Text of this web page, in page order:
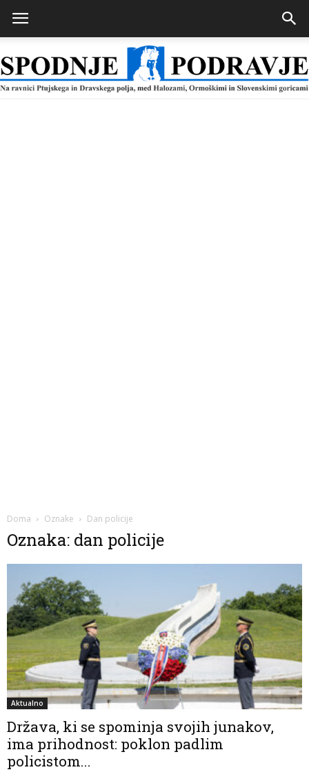
Doma Oznake Dan policije
Oznaka: dan policije
Aktualno
Država, ki se spominja svojih junakov,
ima prihodnost: poklon padlim
policistom...